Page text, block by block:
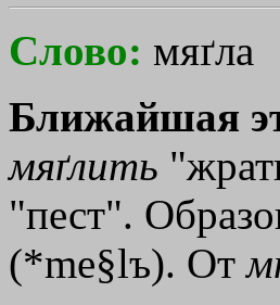
Слово: мяґла
Ближайшая
мяґлить
"пест".
(*me§lъ). От